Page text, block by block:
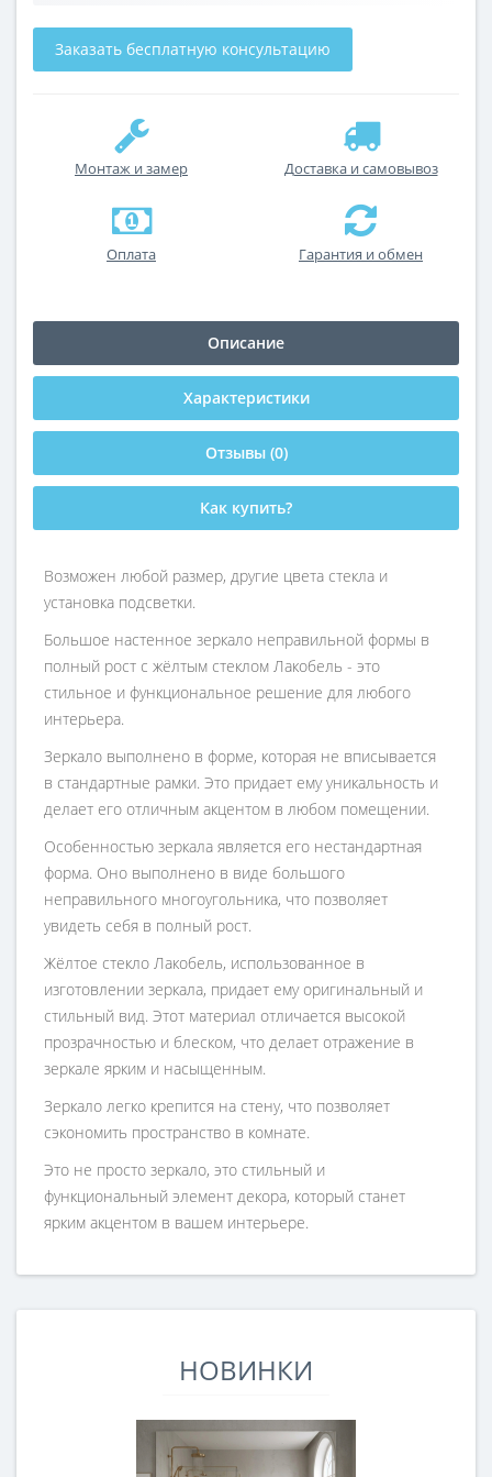
Заказать бесплатную консультацию
Монтаж и замер Доставка и самовывоз
Оплата Гарантия и обмен
Описание
Характеристики
Отзывы (0)
Как купить?
Возможен любой размер, другие цвета стекла и
установка подсветки.
Большое настенное зеркало неправильной формы в
полный рост с жёлтым стеклом Лакобель - это
стильное и функциональное решение для любого
интерьера.
Зеркало выполнено в форме, которая не вписывается
в стандартные рамки. Это придает ему уникальность и
делает его отличным акцентом в любом помещении.
Особенностью зеркала является его нестандартная
форма. Оно выполнено в виде большого
неправильного многоугольника, что позволяет
увидеть себя в полный рост.
Жёлтое стекло Лакобель, использованное в
изготовлении зеркала, придает ему оригинальный и
стильный вид. Этот материал отличается высокой
прозрачностью и блеском, что делает отражение в
зеркале ярким и насыщенным.
Зеркало легко крепится на стену, что позволяет
сэкономить пространство в комнате.
Это не просто зеркало, это стильный и
функциональный элемент декора, который станет
ярким акцентом в вашем интерьере.
НОВИНКИ